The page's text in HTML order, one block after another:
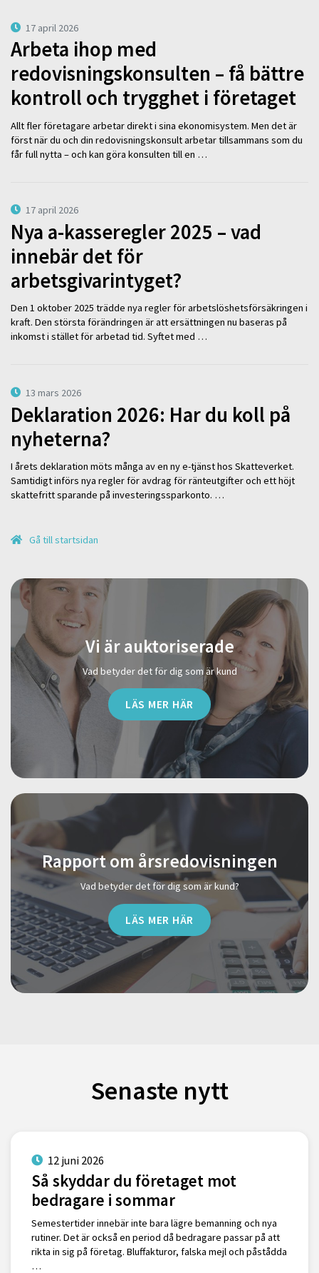
17 april 2026
Arbeta ihop med
redovisningskonsulten – få bättre
kontroll och trygghet i företaget
Allt fler företagare arbetar direkt i sina ekonomisystem. Men det är
först när du och din redovisningskonsult arbetar tillsammans som du
får full nytta – och kan göra konsulten till en …
17 april 2026
Nya a-kasseregler 2025 – vad
innebär det för
arbetsgivarintyget?
Den 1 oktober 2025 trädde nya regler för arbetslöshetsförsäkringen i
kraft. Den största förändringen är att ersättningen nu baseras på
inkomst i stället för arbetad tid. Syftet med …
13 mars 2026
Deklaration 2026: Har du koll på
nyheterna?
I årets deklaration möts många av en ny e-tjänst hos Skatteverket.
Samtidigt införs nya regler för avdrag för ränteutgifter och ett höjt
skattefritt sparande på investeringssparkonto. …
Gå till startsidan
Vi är auktoriserade
Vad betyder det för dig som är kund
LÄS MER HÄR
Rapport om årsredovisningen
Vad betyder det för dig som är kund?
LÄS MER HÄR
Senaste nytt
12 juni 2026
Så skyddar du företaget mot
bedragare i sommar
Semestertider innebär inte bara lägre bemanning och nya
rutiner. Det är också en period då bedragare passar på att
rikta in sig på företag. Bluffakturor, falska mejl och påstådda
…